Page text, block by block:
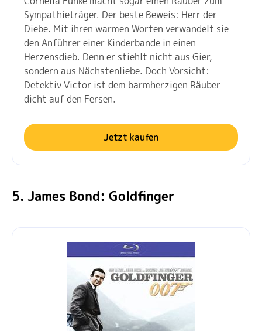
Sympathieträger. Der beste Beweis: Herr der
Diebe. Mit ihren warmen Worten verwandelt sie
den Anführer einer Kinderbande in einen
Herzensdieb. Denn er stiehlt nicht aus Gier,
sondern aus Nächstenliebe. Doch Vorsicht:
Detektiv Victor ist dem barmherzigen Räuber
dicht auf den Fersen.
Jetzt kaufen
5. James Bond: Goldfinger